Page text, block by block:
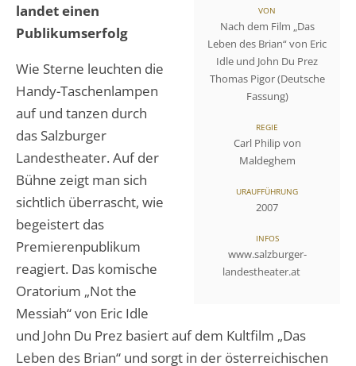
VON
Nach dem Film „Das
Leben des Brian“ von Eric
Idle und John Du Prez
Thomas Pigor (Deutsche
Fassung)
REGIE
Carl Philip von
Maldeghem
URAUFFÜHRUNG
2007
INFOS
www.salzburger-
landestheater.at
landet einen
Publikumserfolg
Wie Sterne leuchten die
Handy-Taschenlampen
auf und tanzen durch
das Salzburger
Landestheater. Auf der
Bühne zeigt man sich
sichtlich überrascht, wie
begeistert das
Premierenpublikum
reagiert. Das komische
Oratorium „Not the
Messiah“ von Eric Idle
und John Du Prez basiert auf dem Kultfilm „Das
Leben des Brian“ und sorgt in der österreichischen